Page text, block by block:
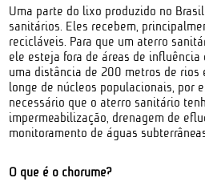
Uma parte do lixo produzido no
sanitários. Eles recebem,
recicláveis. Para que um aterro
ele esteja fora de áreas de
uma distância de 200 metros de rios
longe de núcleos populacionais, por
necessário que o aterro sanitário
impermeabilização, drenagem de
monitoramento de águas
O que é o chorume?